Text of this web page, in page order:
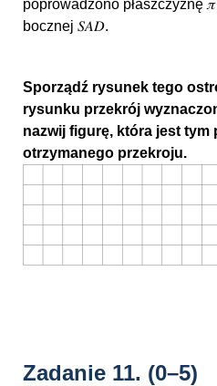
poprowadzono płaszczyznę
bocznej 𝑆𝐴𝐷.
Sporządź rysunek tego
rysunku przekrój
nazwij figurę, która jest tym
otrzymanego przekroju.
Zadanie 11. (0–5)